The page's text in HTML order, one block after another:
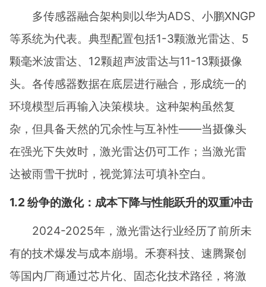
多传感器融合架构则以华为ADS、小鹏XNGP
等系统为代表。典型配置包括1-3颗激光雷达、5
颗毫米波雷达、12颗超声波雷达与11-13颗摄像
头。各传感器数据在底层进行融合，形成统一的
环境模型后再输入决策模块。这种架构虽然复
杂，但具备天然的冗余性与互补性——当摄像头
在强光下失效时，激光雷达仍可工作；当激光雷
达被雨雪干扰时，视觉算法可填补空白。
1.2 纷争的激化：成本下降与性能跃升的双重冲击
2024-2025年，激光雷达行业经历了前所未
有的技术爆发与成本崩塌。禾赛科技、速腾聚创
等国内厂商通过芯片化、固态化技术路径，将激